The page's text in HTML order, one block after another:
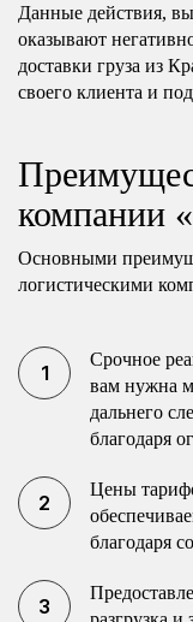
Данные действия,
оказывают
доставки груза из
своего клиента и
компании
Основными
логистическими
Срочное
вам нужна
дальнего
благодаря
Цены
благодаря